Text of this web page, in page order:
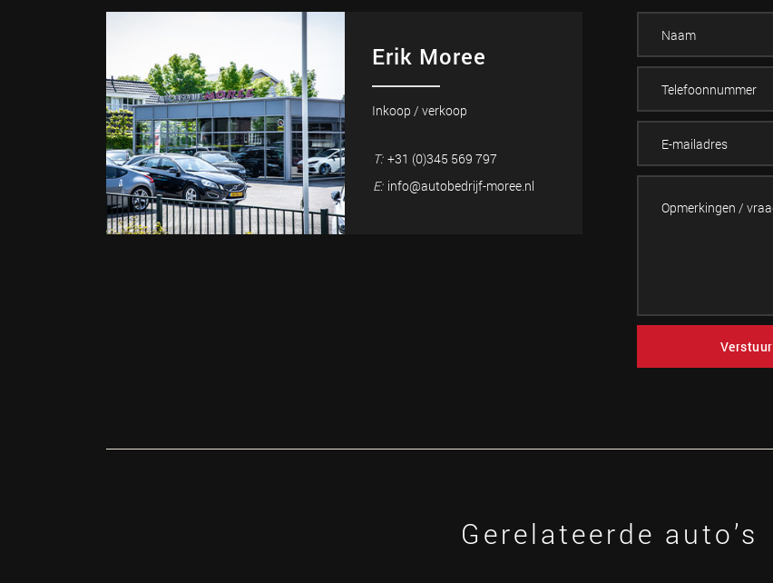
Erik Moree
Inkoop / verkoop
T: +31 (0)345 569 797
E: info@autobedrijf-moree.nl
Verstuur
Gerelateerde auto’s